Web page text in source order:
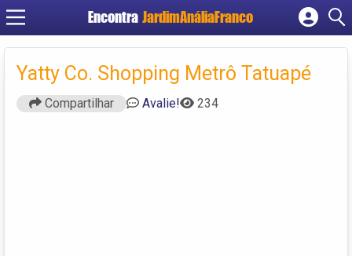
Encontra JardimAnáliaFranco
Cadastrar empresa
Criar conta
Yatty Co. Shopping Metrô Tatuapé
Compartilhar Avalie! 234